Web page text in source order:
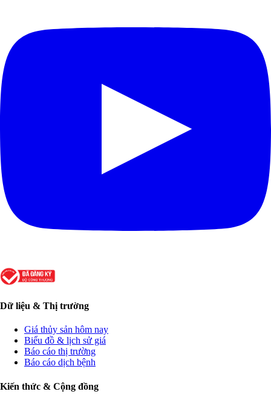
Dữ liệu & Thị trường
Giá thủy sản hôm nay
Biểu đồ & lịch sử giá
Báo cáo thị trường
Báo cáo dịch bệnh
Kiến thức & Cộng đồng